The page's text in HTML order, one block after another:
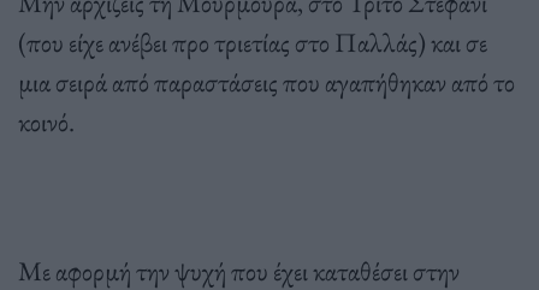
(που είχε ανέβει προ τριετίας στο Παλλάς) και σε
μια σειρά από παραστάσεις που αγαπήθηκαν από το
κοινό.
Με αφορμή την ψυχή που έχει καταθέσει στην